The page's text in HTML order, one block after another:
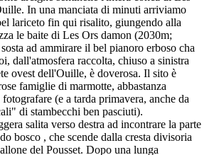
In una manciata di minuti arriviamo
lariceto fin qui risalito, giungendo alla
le baite di Les Ors damon (2030m;
ad ammirare il bel pianoro erboso cha
dall'atmosfera raccolta, chiuso a sinistra
ovest dell'Ouille, è doverosa. Il sito è
famiglie di marmotte, abbastanza
(e a tarda primavera, anche da
di stambecchi ben pasciuti).
salita verso destra ad incontrare la parte
bosco , che scende dalla cresta divisoria
del Pousset. Dopo una lunga